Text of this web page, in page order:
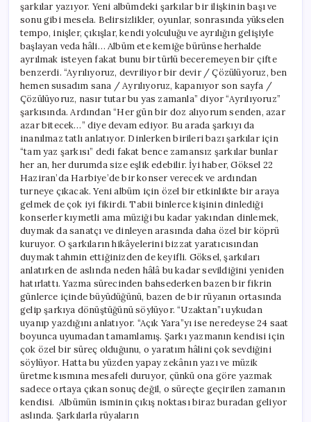
şarkılar yazıyor. Yeni albümdeki şarkılar bir ilişkinin başı ve
sonu gibi mesela. Belirsizlikler, oyunlar, sonrasında yükselen
tempo, inişler, çıkışlar, kendi yolculuğu ve ayrılığın gelişiyle
başlayan veda hâli… Albüm ete kemiğe bürünse herhalde
ayrılmak isteyen fakat bunu bir türlü beceremeyen bir çifte
benzerdi. “Ayrılıyoruz, devriliyor bir devir / Çözülüyoruz, ben
hemen susadım sana / Ayrılıyoruz, kapanıyor son sayfa /
Çözülüyoruz, nasır tutar bu yas zamanla” diyor “Ayrılıyoruz”
şarkısında. Ardından “Her gün bir doz alıyorum senden, azar
azar bitecek…” diye devam ediyor. Bu arada şarkıyı da
inanılmaz tatlı anlatıyor. Dinlerken birileri bazı şarkılar için
“tam yaz şarkısı” dedi fakat bence zamansız şarkılar bunlar
her an, her durumda size eşlik edebilir. İyi haber, Göksel 22
Haziran’da Harbiye’de bir konser verecek ve ardından
turneye çıkacak. Yeni albüm için özel bir etkinlikte bir araya
gelmek de çok iyi fikirdi. Tabii binlerce kişinin dinlediği
konserler kıymetli ama müziği bu kadar yakından dinlemek,
duymak da sanatçı ve dinleyen arasında daha özel bir köprü
kuruyor. O şarkıların hikâyelerini bizzat yaratıcısından
duymak tahmin ettiğinizden de keyifli. Göksel, şarkıları
anlatırken de aslında neden hâlâ bu kadar sevildiğini yeniden
hatırlattı. Yazma sürecinden bahsederken bazen bir fikrin
günlerce içinde büyüdüğünü, bazen de bir rüyanın ortasında
gelip şarkıya dönüştüğünü söylüyor. “Uzaktan”ı uykudan
uyanıp yazdığını anlatıyor. “Açık Yara”yı ise neredeyse 24 saat
boyunca uyumadan tamamlamış. Şarkı yazmanın kendisi için
çok özel bir süreç olduğunu, o yaratım hâlini çok sevdiğini
söylüyor. Hatta bu yüzden yapay zekânın yazı ve müzik
üretme kısmına mesafeli duruyor, çünkü ona göre yazmak
sadece ortaya çıkan sonuç değil, o süreçte geçirilen zamanın
kendisi. Albümün isminin çıkış noktası biraz buradan geliyor
aslında. Şarkılarla rüyaların